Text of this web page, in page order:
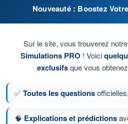
Nouveauté : Boostez
Sur le site, vous trouverez
Simulations PRO ! Voici
exclusifsque vous
✅Toutes les questions
🧠 Explications et prédictions